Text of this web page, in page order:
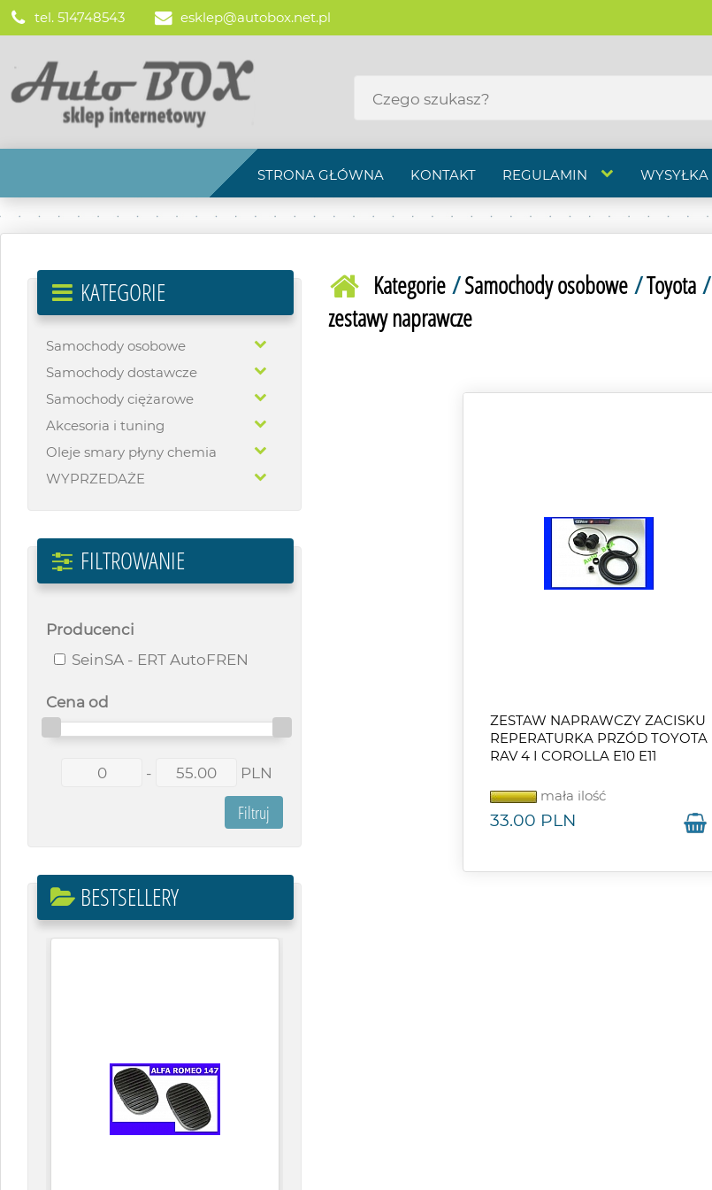
tel. 514748543 esklep@autobox.net.pl
STRONA GŁÓWNA KONTAKT REGULAMIN WYSYŁKA
KATEGORIE
Samochody osobowe
Samochody dostawcze
Samochody ciężarowe
Akcesoria i tuning
Oleje smary płyny chemia
WYPRZEDAŻE
FILTROWANIE
Producenci
SeinSA - ERT AutoFREN
Cena od
- PLN
BESTSELLERY
Kategorie/Samochody osobowe/Toyota/
zestawy naprawcze
ZESTAW NAPRAWCZY ZACISKU
REPERATURKA PRZÓD TOYOTA
RAV 4 I COROLLA E10 E11
mała ilość
33.00 PLN